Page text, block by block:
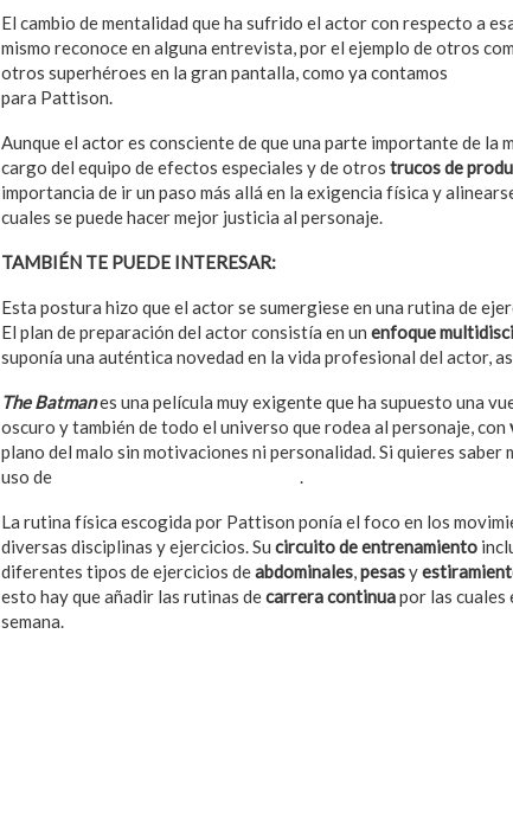
El cambio de mentalidad que ha sufrido el actor con respecto a
mismo reconoce en alguna entrevista, por el ejemplo de otros
otros superhéroes en la gran pantalla, como ya contamos
para Pattison.
Aunque el actor es consciente de que una parte importante de
cargo del equipo de efectos especiales y de otros trucos de
importancia de ir un paso más allá en la exigencia física y
cuales se puede hacer mejor justicia al personaje.
TAMBIÉN TE PUEDE INTERESAR:
Esta postura hizo que el actor se sumergiese en una rutina de
El plan de preparación del actor consistía en un enfoque
suponía una auténtica novedad en la vida profesional del actor,
The Batmanes una película muy exigente que ha supuesto una
oscuro y también de todo el universo que rodea al personaje, con
plano del malo sin motivaciones ni personalidad. Si quieres saber
uso de
.
La rutina física escogida por Pattison ponía el foco en los
diversas disciplinas y ejercicios. Su circuito de entrenamiento
diferentes tipos de ejercicios deabdominales,pesasy
esto hay que añadir las rutinas decarrera continuapor las cuales
semana.